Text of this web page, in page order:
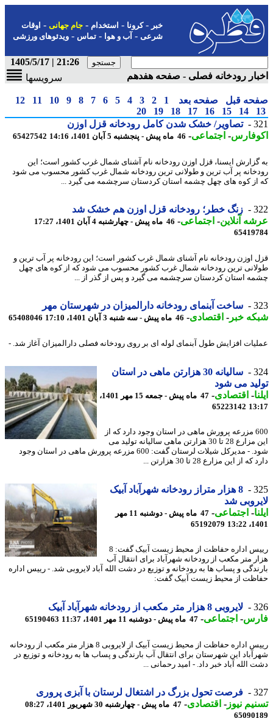
-کرونا-استخدام- جام جهانی-اوقات
شرعی-آب و هوا-تماس-ویدئوهای ورزشی
21:26 | 1405/5/17
رودخانه فصلی - صفحه هفدهم
سرویسها
قبل صفحه بعد 1
2
3
4
5
6
7
8
9
10
11
12
14
15
16
17
18
19
20
تصاویر/ خشک شدن کامل رودخانه قزل اوزن
-اجتماعی-46 ماه پیش - پنجشنبه 5 آبان 1401، 14:16 65427542
ایسنا، قزل اوزن رودخانه نام آشنای شمال غرب کشور است؛ این
پر آب ترین و طولانی ترین رودخانه شمال غرب کشور محسوب می شود
کوه های چهل چشمه استان کردستان سرچشمه می گیرد ...
زنگ خطر؛ رودخانه قزل اوزن هم خشک شد
آنلاین-اجتماعی-46 ماه پیش - چهارشنبه 4 آبان 1401، 17:27
اوزن رودخانه نام آشنای شمال غرب کشور است؛ این رودخانه پر آب ترین و
ترین رودخانه شمال غرب کشور محسوب می شود که از کوه های چهل
استان کردستان سرچشمه می گیرد و پس از گذر از ...
ساخت آبنمای رودخانه دارالمیزان در شهرستان مهر
خبر -اقتصادی-46 ماه پیش - سه شنبه 3 آبان 1401، 17:10 65408046
افزایش طول آبنمای لوله ای بر روی رودخانه فصلی دارالمیزان آغاز شد. -
سالیانه 30 هزارتن ماهی در استان
می شود
-اقتصادی-
47 ماه پیش - جمعه 15 مهر 1401،
65223142
600 مزرعه پرورش ماهی در استان وجود دارد که از
این مزارع 28 تا 30 هزارتن ماهی سالیانه تولید می
شود. - مدیرکل شیلات لرستان گفت: 600 مزرعه پرورش ماهی در استان وجود
از این مزارع 28 تا 30 هزارتن ...
8 هزار متراز رودخانه شهرآباد آبیک
شد
-اجتماعی-
47 ماه پیش - دوشنبه 11 مهر
65192079
رییس اداره حفاظت از محیط زیست آبیک گفت: 8
متر مکعب از رودخانه شهرآباد برای انتقال آب
و پساب ها به رودخانه و توزیع در دشت الله آباد لایروبی شد. - رییس اداره
از محیط زیست آبیک گفت:
لایروبی 8 هزار متر مکعب از رودخانه شهرآباد آبیک
-اجتماعی-47 ماه پیش - دوشنبه 11 مهر 1401، 11:37 65190463
رییس اداره حفاظت از محیط زیست آبیک از لایروبی 8 هزار متر مکعب از رودخانه
این شهرستان برای انتقال آب بارندگی و پساب ها به رودخانه و توزیع در
الله آباد خبر داد. - امید رحمانی ...
فرصت تحول بزرگ در اشتغال لرستان با آبزی پروری
نیوز-اقتصادی-47 ماه پیش - چهارشنبه 30 شهریور 1401، 08:27